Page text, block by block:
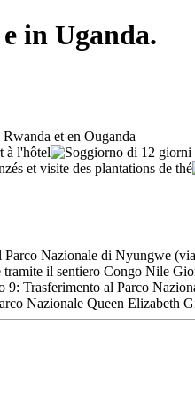
in Uganda.
Nazionale di Nyungwe
il sentiero Congo Nile
Trasferimento al Parco
Nazionale Queen Elizabeth